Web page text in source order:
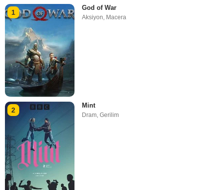
1
God of War
Aksiyon, Macera
2
Mint
Dram,Gerilim